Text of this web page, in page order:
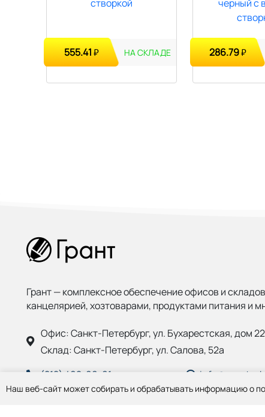
Наш веб-сайт может собирать и обрабатывать информацию о
555.41 ₽ НА СКЛАДЕ 286.79₽
Грант — комплексное обеспечение офисов и
канцелярией, хозтоварами, продуктами питания и
Офис:Санкт-Петербург, ул. Бухарестская, дом
Склад:Санкт-Петербург, ул. Салова, 52а
(812) 402-99-91